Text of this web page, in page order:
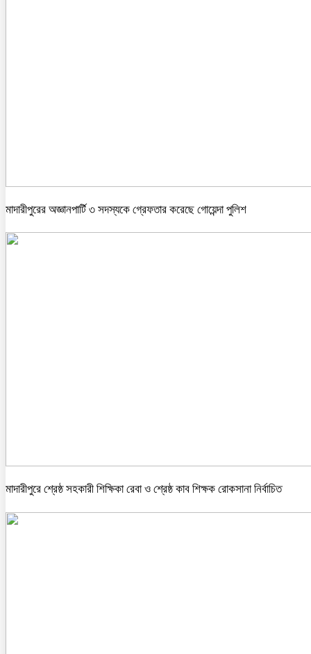
মাদারীপুরের অজ্ঞানপার্টি ৩ সদস্যকে গ্রেফতার করেছে গোয়েন্দা পুলিশ
মাদারীপুরে শ্রেষ্ঠ সহকারী শিক্ষিকা রেবা ও শ্রেষ্ঠ কাব শিক্ষক রোকসানা নির্বাচিত